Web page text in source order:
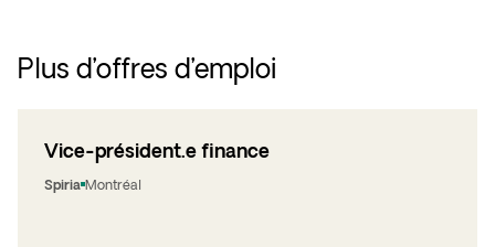
Plus d’offres d’emploi
Vice-président.e finance
Spiria Montréal